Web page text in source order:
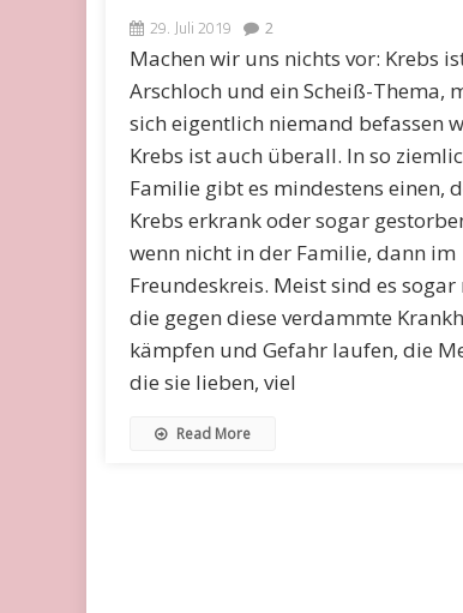
29. Juli 2019 2
Machen wir uns nichts vor: Krebs
Arschloch und ein Scheiß-Thema,
sich eigentlich niemand befassen
Krebs ist auch überall. In so
Familie gibt es mindestens einen,
Krebs erkrank oder sogar
wenn nicht in der Familie, dann im
Freundeskreis. Meist sind es sogar
die gegen diese verdammte
kämpfen und Gefahr laufen, die
die sie lieben, viel
Read More